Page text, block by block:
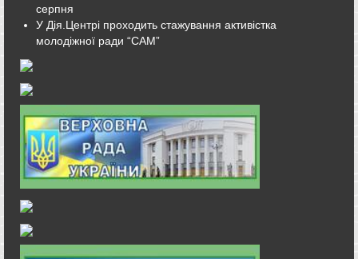
серпня
У Дія.Центрі проходить стажування активістка
молодіжної ради “САМ”